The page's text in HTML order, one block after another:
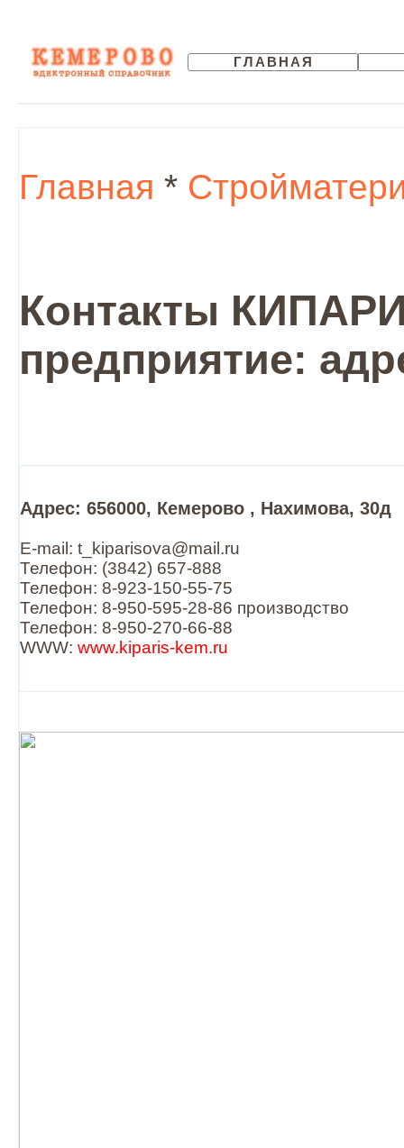
ГЛАВНАЯ
Главная *
Контакты
предприятие:
Адрес: 656000, Кемерово , Нахимова, 30д
E-mail: t_kiparisova@mail.ru
Телефон: (3842) 657-888
Телефон: 8-923-150-55-75
Телефон: 8-950-595-28-86 производство
Телефон: 8-950-270-66-88
WWW: www.kiparis-kem.ru